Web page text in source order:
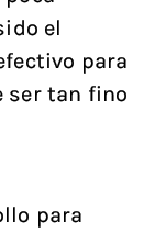
el
para
ser tan fino
para